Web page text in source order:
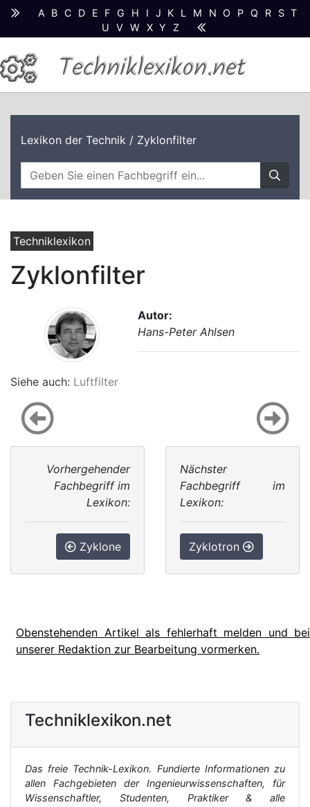
A B C D E F G H I J K L M N O P Q R S T
U
V W X Y Z
Techniklexikon.net
Lexikon der Technik / Zyklonfilter
Techniklexikon
Zyklonfilter
Autor:
Hans-Peter Ahlsen
Siehe auch: Luftfilter
Vorhergehender
Fachbegriff im
Lexikon:
Zyklone
Nächster
Fachbegriff im
Lexikon:
Zyklotron
Obenstehenden Artikel als fehlerhaft melden und bei
unserer Redaktion zur Bearbeitung vormerken.
Techniklexikon.net
Das freie Technik-Lexikon. Fundierte Informationen zu
allen Fachgebieten der Ingenieurwissenschaften, für
Wissenschaftler, Studenten, Praktiker & alle